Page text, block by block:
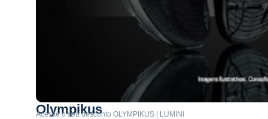
Olympikus
Acesse o seu desconto OLYMPIKUS | LUMINI